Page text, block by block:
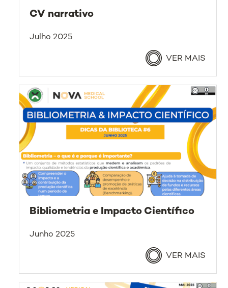
CV narrativo
Julho 2025
VER MAIS
Bibliometria e Impacto Científico
Junho 2025
VER MAIS